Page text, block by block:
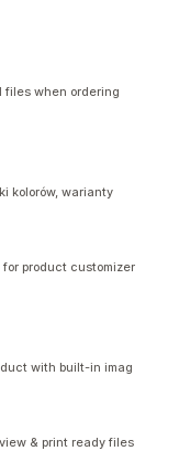
files when ordering
kolorów, warianty
product customizer
with built-in imag
& print ready files